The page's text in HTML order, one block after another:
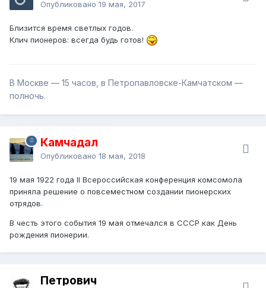
Опубликовано 19 мая, 2017
Близится время светлых годов.
Клич пионеров: всегда будь готов!
В Москве — 15 часов, в Петропавловске-Камчатском —
полночь.
Камчадал
Опубликовано 18 мая, 2018
19 мая 1922 года II Всероссийская конференция комсомола
приняла решение о повсеместном создании пионерских
отрядов.
В честь этого события 19 мая отмечался в СССР как День
рождения пионерии.
Петрович